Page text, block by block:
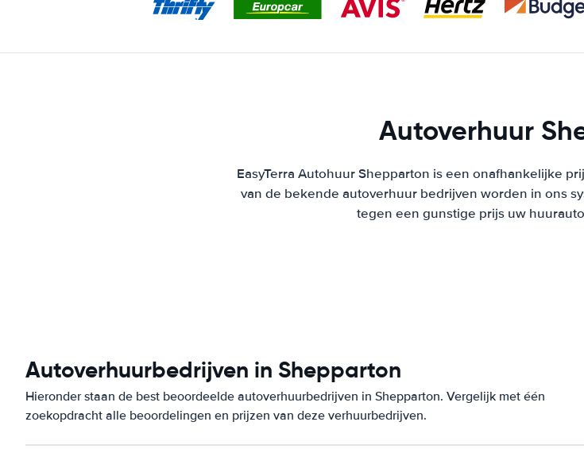
Autoverhuur
EasyTerra Autohuur Shepparton is een onafhankelijke
van de bekende autoverhuur bedrijven worden in ons
tegen een gunstige prijs uw
Autoverhuurbedrijven in Shepparton
Hieronder staan de best beoordeelde autoverhuurbedrijven in Shepparton. Vergelijk met één
zoekopdracht alle beoordelingen en prijzen van deze verhuurbedrijven.